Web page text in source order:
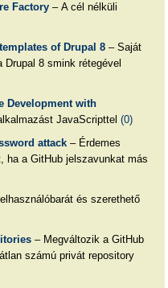
Factory– A cél nélküli
of Drupal 8– Saját
8 smink rétegével
Development with
JavaScripttel (0)
attack– Érdemes
ha a GitHub jelszavunkat más
és szerethető
– Megváltozik a GitHub
számú privát repository